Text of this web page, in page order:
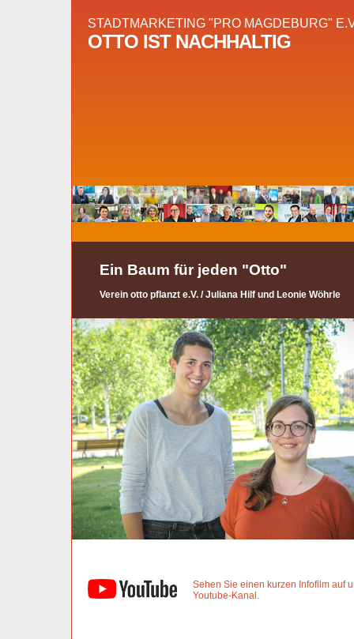
STADTMARKETING "PRO MAGDEBURG"
OTTO IST NACHHALTIG
Ein Baum für jeden "Otto"
Verein otto pflanzt e.V. / Juliana Hilf und Leonie Wöhrle
Sehen Sie einen kurzen Infofilm auf
Youtube-Kanal.